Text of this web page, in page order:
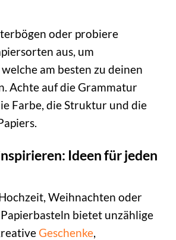
oder probiere
aus, um
am besten zu deinen
Achte auf die Grammatur
Farbe, die Struktur und die
Ideen für jeden
Weihnachten oder
bietet unzählige
Geschenke,